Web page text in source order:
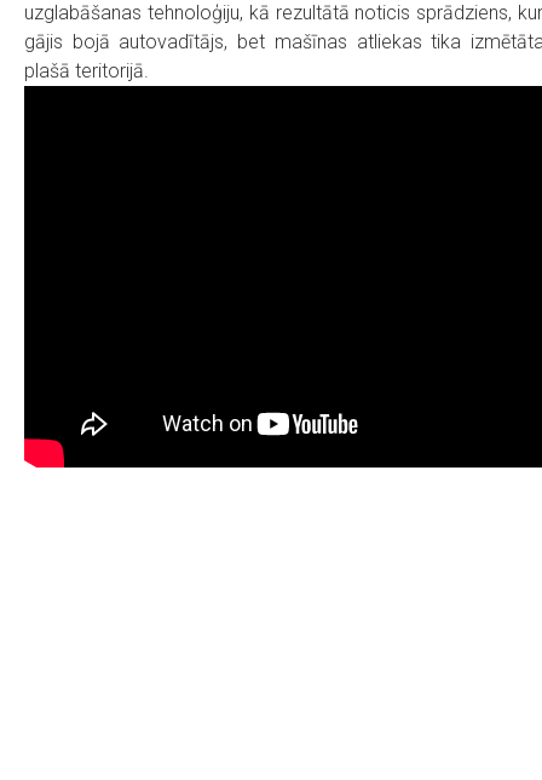
uzglabāšanas tehnoloģiju, kā rezultātā noticis sprādziens,
gājis bojā autovadītājs, bet mašīnas atliekas tika
plašā teritorijā.